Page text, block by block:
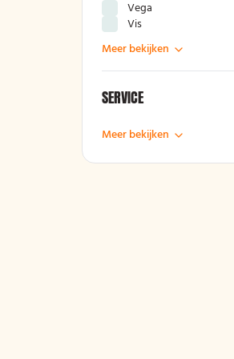
Vega
Vis
Meer bekijken
SERVICE
Meer bekijken